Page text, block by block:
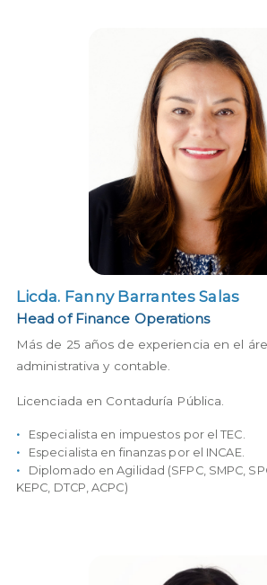
Licda. Fanny Barrantes Salas
Head of Finance Operations
Más de 25 años de experiencia en el
administrativa y contable.
Licenciada en Contaduría Pública.
Especialista en impuestos por el TEC.
Especialista en finanzas por el INCAE.
Diplomado en Agilidad (SFPC, SMPC,
KEPC, DTCP, ACPC)